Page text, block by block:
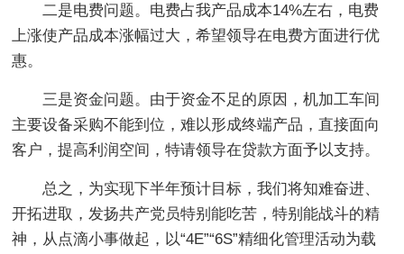
二是电费问题。电费占我产品成本14%左右，电费
上涨使产品成本涨幅过大，希望领导在电费方面进行优
惠。
三是资金问题。由于资金不足的原因，机加工车间
主要设备采购不能到位，难以形成终端产品，直接面向
客户，提高利润空间，特请领导在贷款方面予以支持。
总之，为实现下半年预计目标，我们将知难奋进、
开拓进取，发扬共产党员特别能吃苦，特别能战斗的精
神，从点滴小事做起，以“4E”“6S”精细化管理活动为载